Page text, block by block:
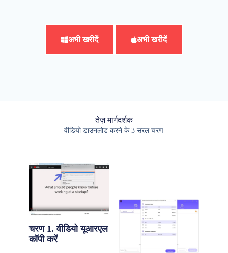
अभी खरीदें अभी खरीदें
तेज़ मार्गदर्शक
वीडियो डाउनलोड करने के 3 सरल चरण
चरण 1. वीडियो यूआरएल
कॉपी करें